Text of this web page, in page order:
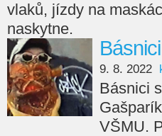
vlaků, jízdy na
naskytne.
9. 8. 2022
Básnici
VŠMU.